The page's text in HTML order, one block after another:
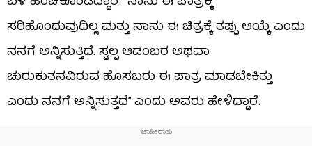
ಸರಿಹೊಂದುವುದಿಲ್ಲ ಮತ್ತು ನಾನು ಈ ಚಿತ್ರಕ್ಕೆ ತಪ್ಪು ಆಯ್ಕೆ ಎಂದು
ನನಗೆ ಅನ್ನಿಸುತ್ತಿದೆ. ಸ್ವಲ್ಪ ಆಡಂಬರ ಅಥವಾ
ಚುರುಕುತನವಿರುವ ಹೊಸಬರು ಈ ಪಾತ್ರ ಮಾಡಬೇಕಿತ್ತು
ಎಂದು ನನಗೆ ಅನ್ನಿಸುತ್ತದೆ” ಎಂದು ಅವರು ಹೇಳಿದ್ದಾರೆ.